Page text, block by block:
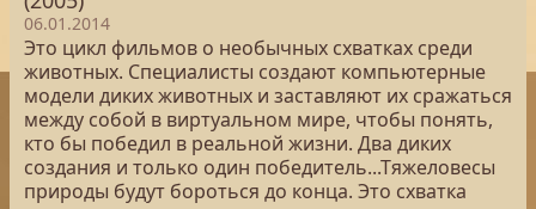
06.01.2014
Это цикл фильмов о необычных схватках среди
животных. Специалисты создают компьютерные
модели диких животных и заставляют их сражаться
между собой в виртуальном мире, чтобы понять,
кто бы победил в реальной жизни. Два диких
создания и только один победитель...Тяжеловесы
природы будут бороться до конца. Это схватка